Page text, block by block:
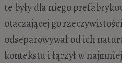
te były dla niego
otaczającej go
odseparowywał od ich
kontekstu i łączył w